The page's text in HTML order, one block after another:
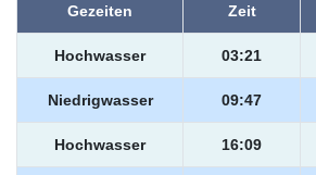
Gezeiten Zeit
Hochwasser 03:21
Niedrigwasser 09:47
Hochwasser 16:09